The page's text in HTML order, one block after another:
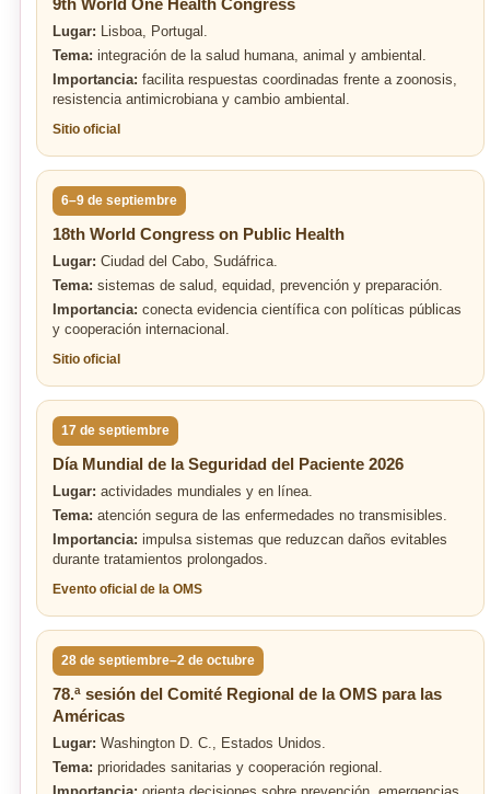
9th World One Health Congress
Lugar: Lisboa, Portugal.
Tema: integración de la salud humana, animal y ambiental.
Importancia: facilita respuestas coordinadas frente a zoonosis,
resistencia antimicrobiana y cambio ambiental.
Sitio oficial
6–9 de septiembre
18th World Congress on Public Health
Lugar: Ciudad del Cabo, Sudáfrica.
Tema: sistemas de salud, equidad, prevención y preparación.
Importancia: conecta evidencia científica con políticas públicas
y cooperación internacional.
Sitio oficial
17 de septiembre
Día Mundial de la Seguridad del Paciente 2026
Lugar: actividades mundiales y en línea.
Tema: atención segura de las enfermedades no transmisibles.
Importancia: impulsa sistemas que reduzcan daños evitables
durante tratamientos prolongados.
Evento oficial de la OMS
28 de septiembre–2 de octubre
78.ª sesión del Comité Regional de la OMS para las
Américas
Lugar: Washington D. C., Estados Unidos.
Tema: prioridades sanitarias y cooperación regional.